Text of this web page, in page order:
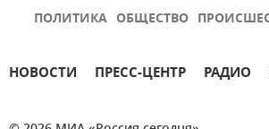
ПОЛИТИКА ОБЩЕСТВО
НОВОСТИ ПРЕСС-ЦЕНТР РАДИО